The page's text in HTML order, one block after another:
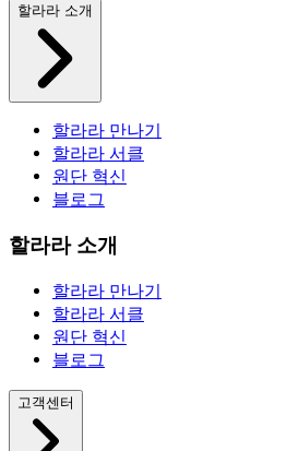
할라라 소개
할라라 만나기
할라라 서클
원단 혁신
블로그
할라라 소개
할라라 만나기
할라라 서클
원단 혁신
블로그
고객센터